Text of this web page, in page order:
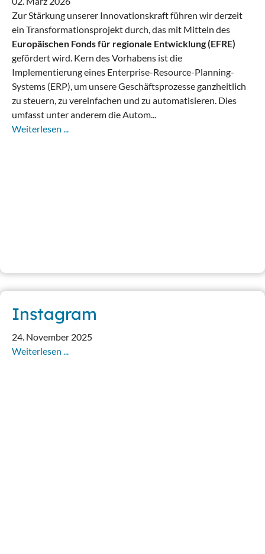
Zur Stärkung unserer Innovationskraft führen wir derzeit
ein Transformationsprojekt durch, das mit Mitteln des
Europäischen Fonds für regionale Entwicklung (EFRE)
gefördert wird. Kern des Vorhabens ist die
Implementierung eines Enterprise-Resource-Planning-
Systems (ERP), um unsere Geschäftsprozesse ganzheitlich
zu steuern, zu vereinfachen und zu automatisieren. Dies
umfasst unter anderem die Autom...
Weiterlesen ...
Instagram
24. November 2025
Weiterlesen ...